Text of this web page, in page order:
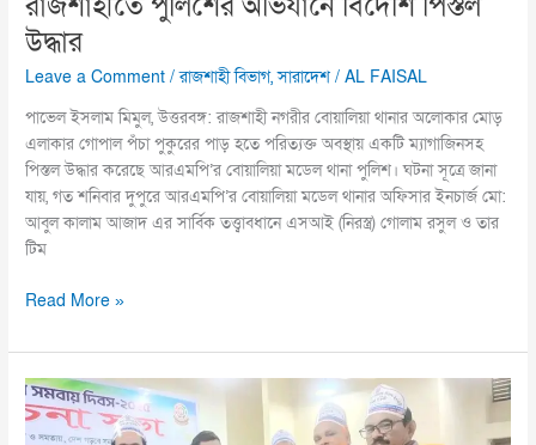
উদ্ধার
Leave a Comment /রাজশাহী বিভাগ,সারাদেশ /AL FAISAL
পাভেল ইসলাম মিমুল, উত্তরবঙ্গ: রাজশাহী নগরীর বোয়ালিয়া থানার অলোকার মোড়
এলাকার গোপাল পঁচা পুকুরের পাড় হতে পরিত্যক্ত অবস্থায় একটি ম্যাগাজিনসহ
পিস্তল উদ্ধার করেছে আরএমপি’র বোয়ালিয়া মডেল থানা পুলিশ। ঘটনা সূত্রে জানা
যায়, গত শনিবার দুপুরে আরএমপি’র বোয়ালিয়া মডেল থানার অফিসার ইনচার্জ মো:
আবুল কালাম আজাদ এর সার্বিক তত্ত্বাবধানে এসআই (নিরস্ত্র) গোলাম রসুল ও তার
টিম
Read More »
বোচাগঞ্জে
৫৪তম